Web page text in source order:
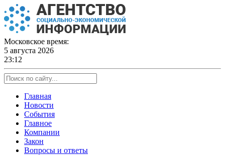
Skip
to
content
Московское время:
5 августа 2026
23:12
Главная
Новости
События
Главное
Компании
Закон
Вопросы и ответы